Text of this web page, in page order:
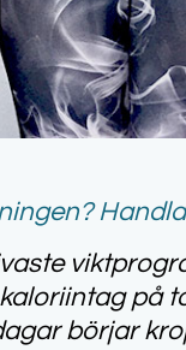
på
börjar